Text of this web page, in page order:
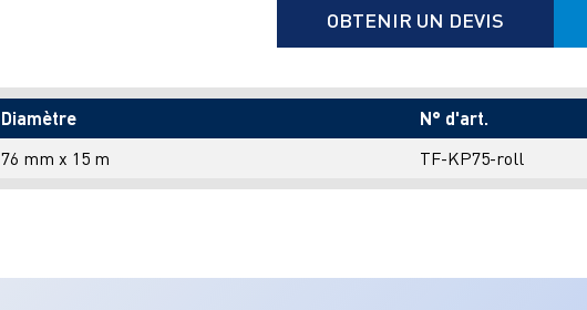
OBTENIR UN DEVIS
Diamètre N° d'art.
76 mm x 15 m TF-KP75-roll